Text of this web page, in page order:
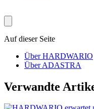
Auf dieser Seite
Über HARDWARIO
Über ADASTRA
Verwandte